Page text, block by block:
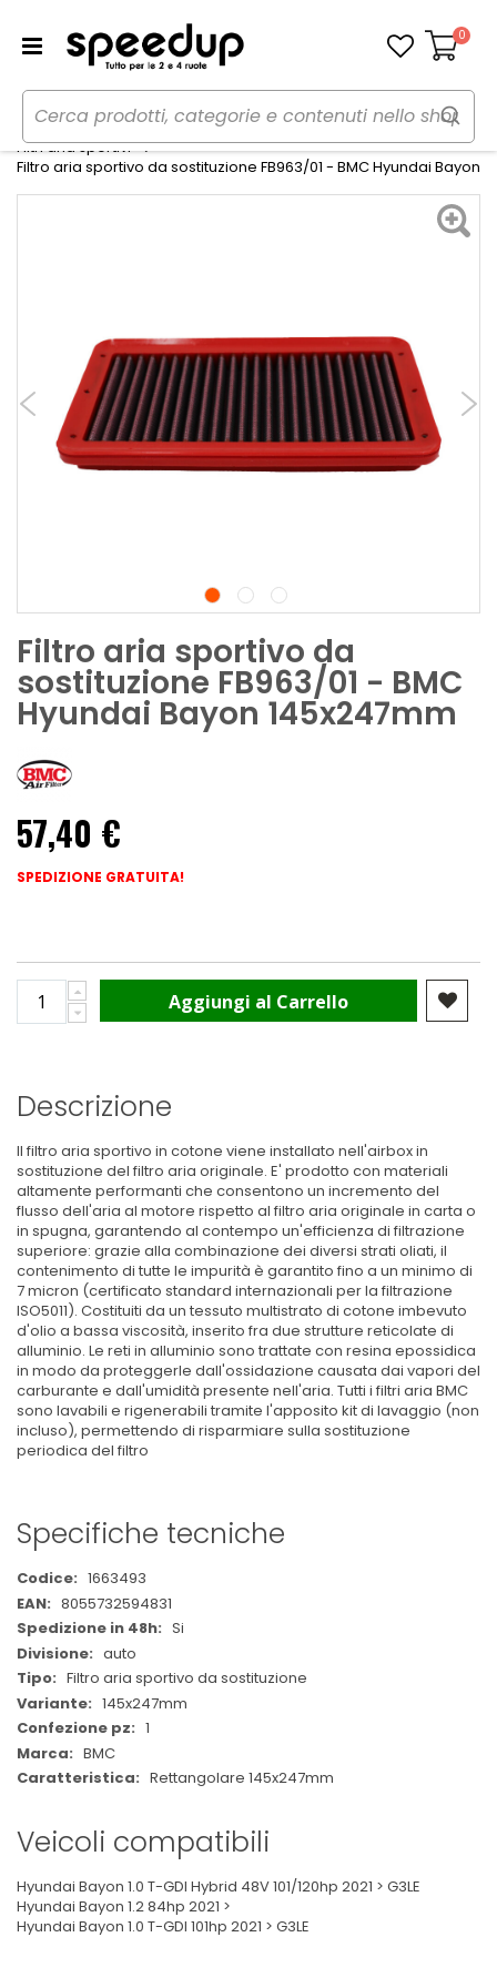
Carrello
0
Home Auto
Preparazioni sportive auto
Filtri aria sportivi
Filtro aria sportivo da sostituzione FB963/01 - BMC Hyundai Bayon
Filtro aria sportivo da
sostituzione FB963/01 - BMC
Hyundai Bayon 145x247mm
57,40 €
SPEDIZIONE GRATUITA!
Aggiungi al Carrello
Descrizione
Il filtro aria sportivo in cotone viene installato nell'airbox in
sostituzione del filtro aria originale. E' prodotto con materiali
altamente performanti che consentono un incremento del
flusso dell'aria al motore rispetto al filtro aria originale in carta o
in spugna, garantendo al contempo un'efficienza di filtrazione
superiore: grazie alla combinazione dei diversi strati oliati, il
contenimento di tutte le impurità è garantito fino a un minimo di
7 micron (certificato standard internazionali per la filtrazione
ISO5011). Costituiti da un tessuto multistrato di cotone imbevuto
d'olio a bassa viscosità, inserito fra due strutture reticolate di
alluminio. Le reti in alluminio sono trattate con resina epossidica
in modo da proteggerle dall'ossidazione causata dai vapori del
carburante e dall'umidità presente nell'aria. Tutti i filtri aria BMC
sono lavabili e rigenerabili tramite l'apposito kit di lavaggio (non
incluso), permettendo di risparmiare sulla sostituzione
periodica del filtro
Specifiche tecniche
Maggiori
Informazioni
1663493
8055732594831
Si
auto
Filtro aria sportivo da sostituzione
145x247mm
1
BMC
Rettangolare 145x247mm
Veicoli compatibili
Hyundai Bayon 1.0 T-GDI Hybrid 48V 101/120hp 2021 > G3LE
Hyundai Bayon 1.2 84hp 2021 >
Hyundai Bayon 1.0 T-GDI 101hp 2021 > G3LE